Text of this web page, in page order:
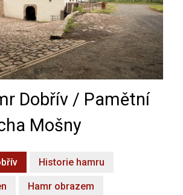
Dobřív / Pamětní
Mošny
Historie hamru
Hamr obrazem